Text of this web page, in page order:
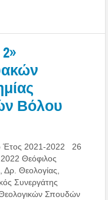
Βόλου
Έτος 2021-2022 26
2022 Θεόφιλος
Δρ. Θεολογίας,
Συνεργάτης
Σπουδών